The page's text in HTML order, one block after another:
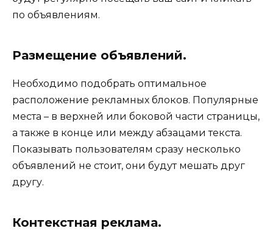
по объявлениям.
Размещение объявлений.
Необходимо подобрать оптимальное
расположение рекламных блоков. Популярные
места – в верхней или боковой части страницы,
а также в конце или между абзацами текста.
Показывать пользователям сразу несколько
объявлений не стоит, они будут мешать друг
другу.
Контекстная реклама.